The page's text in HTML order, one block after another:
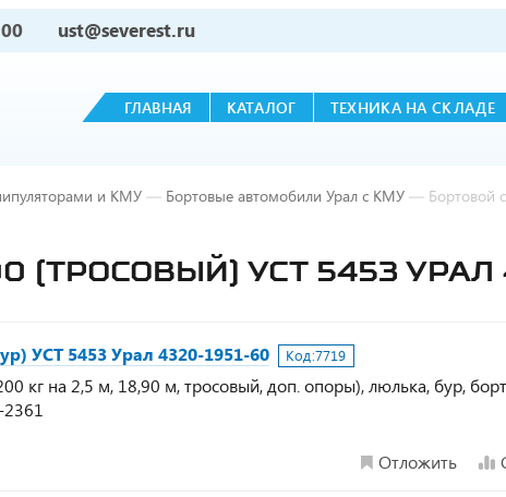
ust@severest.ru
ГЛАВНАЯ КАТАЛОГ ТЕХНИКА НА СКЛАДЕ
и КМУ — Бортовые автомобили Урал с КМУ — Бортовой
(ТРОСОВЫЙ) УСТ 5453 УРАЛ
УСТ 5453 Урал 4320-1951-60 Код:7719
кг на 2,5 м, 18,90 м, тросовый, доп. опоры), люлька, бур,
Отложить